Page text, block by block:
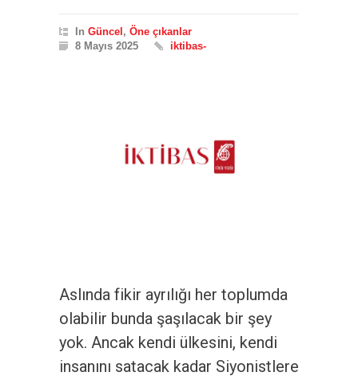
In Güncel, Öne çıkanlar
8 Mayıs 2025
iktibas-
Aslında fikir ayrılığı her toplumda
olabilir bunda şaşılacak bir şey
yok. Ancak kendi ülkesini, kendi
insanını satacak kadar Siyonistlere